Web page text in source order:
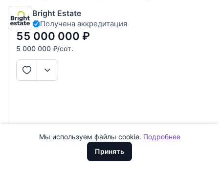
квадратной формы, подходит под строительство
загородного коттеджа, так же возможно комфортно
разместить все дополнительные
Bright Estate
Получена аккредитация
55 000 000 ₽
5 000 000 ₽/сот.
ДолларыМы используем файлы cookie. Подробнее
ООО "ХоумХантер" использует cookie для обеспечения
функционирования веб-сайта, аналитики действий на веб-сайте
Принять